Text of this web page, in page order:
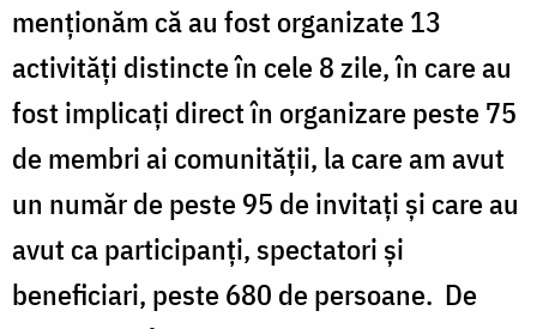
menţionăm că au fost organizate 13
activităţi distincte în cele 8 zile, în care au
fost implicaţi direct în organizare peste 75
de membri ai comunităţii, la care am avut
un număr de peste 95 de invitaţi şi care au
avut ca participanţi, spectatori şi
beneficiari, peste 680 de persoane. De